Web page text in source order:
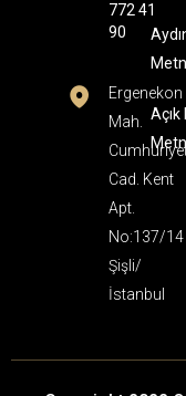
772 41
90
Ergenekon
Mah.
Cad. Kent
Apt.
No:137/14
Şişli/
İstanbul
Açık